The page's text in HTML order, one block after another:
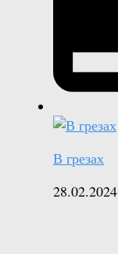
В грезах
28.02.2024